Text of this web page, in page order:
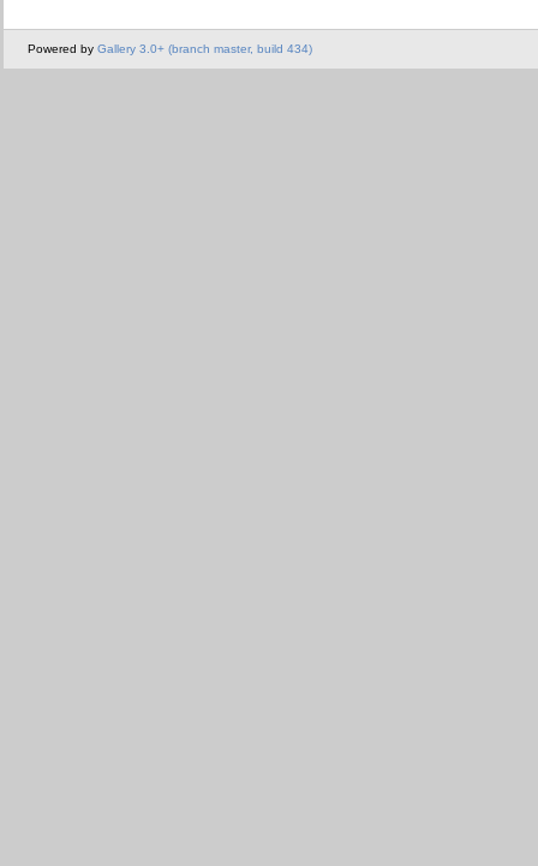
Powered by Gallery 3.0+ (branch master, build 434)